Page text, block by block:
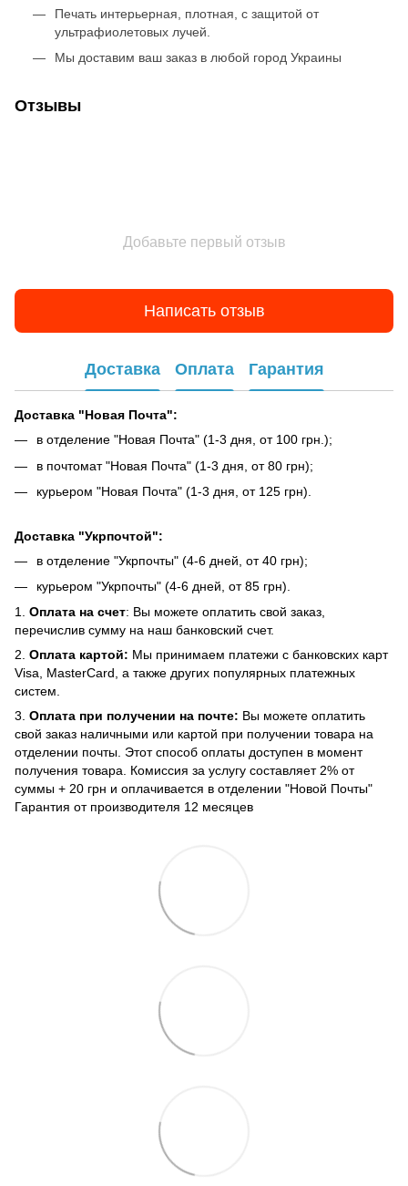
Печать интерьерная, плотная, с защитой от
ультрафиолетовых лучей.
Мы доставим ваш заказ в любой город Украины
Отзывы
Добавьте первый отзыв
Написать отзыв
Доставка Оплата Гарантия
Доставка "Новая Почта":
в отделение "Новая Почта" (1-3 дня, от 100 грн.);
в почтомат "Новая Почта" (1-3 дня, от 80 грн);
курьером "Новая Почта" (1-3 дня, от 125 грн).
Доставка "Укрпочтой":
в отделение "Укрпочты" (4-6 дней, от 40 грн);
курьером "Укрпочты" (4-6 дней, от 85 грн).
1. Оплата на счет: Вы можете оплатить свой заказ,
перечислив сумму на наш банковский счет.
2. Оплата картой: Мы принимаем платежи с банковских карт
Visa, MasterCard, а также других популярных платежных
систем.
3. Оплата при получении на почте: Вы можете оплатить
свой заказ наличными или картой при получении товара на
отделении почты. Этот способ оплаты доступен в момент
получения товара. Комиссия за услугу составляет 2% от
суммы + 20 грн и оплачивается в отделении "Новой Почты"
Гарантия от производителя 12 месяцев